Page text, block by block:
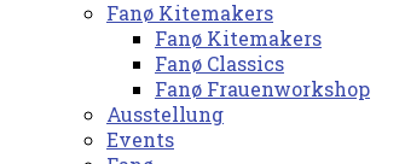
Fanø Kitemakers
Fanø Kitemakers
Fanø Classics
Fanø Frauenworkshop
Ausstellung
Events